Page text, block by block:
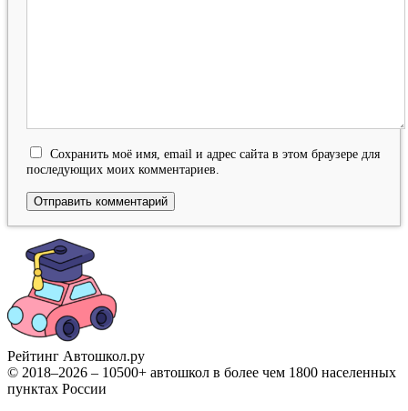
Сохранить моё имя, email и адрес сайта в этом браузере для
последующих моих комментариев.
Рейтинг Автошкол.ру
© 2018–2026 – 10500+ автошкол в более чем 1800 населенных
пунктах России